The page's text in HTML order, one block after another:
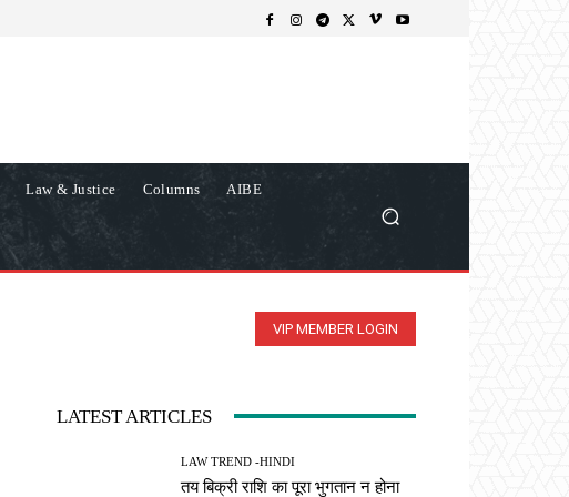
Law & Justice Columns AIBE
VIP MEMBER LOGIN
LATEST ARTICLES
LAW TREND -HINDI
तय बिक्री राशि का पूरा भुगतान न होना